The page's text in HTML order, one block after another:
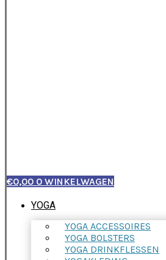
€0,00 0 WINKELWAGEN
YOGA
YOGA ACCESSOIRES
YOGA BOLSTERS
YOGA DRINKFLESSEN